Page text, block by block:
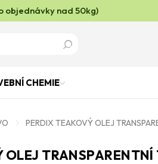
objednávky nad 50kg)
CHEMIE
PERDIX TEAKOVÝ OLEJ
OLEJ